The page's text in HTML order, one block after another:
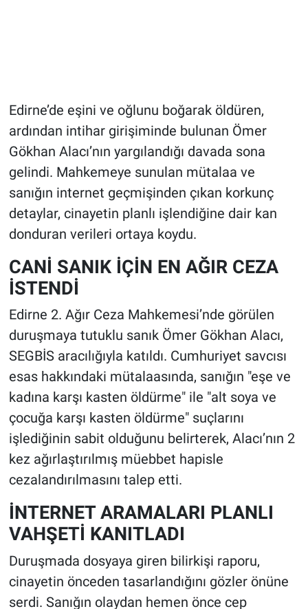
Edirne’de eşini ve oğlunu boğarak öldüren,
ardından intihar girişiminde bulunan Ömer
Gökhan Alacı’nın yargılandığı davada sona
gelindi. Mahkemeye sunulan mütalaa ve
sanığın internet geçmişinden çıkan korkunç
detaylar, cinayetin planlı işlendiğine dair kan
donduran verileri ortaya koydu.
CANİ SANIK İÇİN EN AĞIR CEZA
İSTENDİ
Edirne 2. Ağır Ceza Mahkemesi’nde görülen
duruşmaya tutuklu sanık Ömer Gökhan Alacı,
SEGBİS aracılığıyla katıldı. Cumhuriyet savcısı
esas hakkındaki mütalaasında, sanığın "eşe ve
kadına karşı kasten öldürme" ile "alt soya ve
çocuğa karşı kasten öldürme" suçlarını
işlediğinin sabit olduğunu belirterek, Alacı’nın 2
kez ağırlaştırılmış müebbet hapisle
cezalandırılmasını talep etti.
İNTERNET ARAMALARI PLANLI
VAHŞETİ KANITLADI
Duruşmada dosyaya giren bilirkişi raporu,
cinayetin önceden tasarlandığını gözler önüne
serdi. Sanığın olaydan hemen önce cep